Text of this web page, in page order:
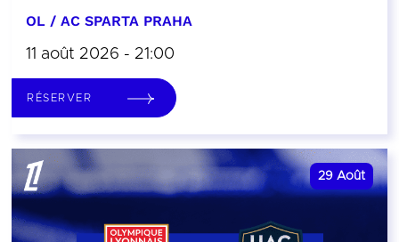
OL / AC SPARTA PRAHA
11 août 2026 - 21:00
RÉSERVER
29 Août